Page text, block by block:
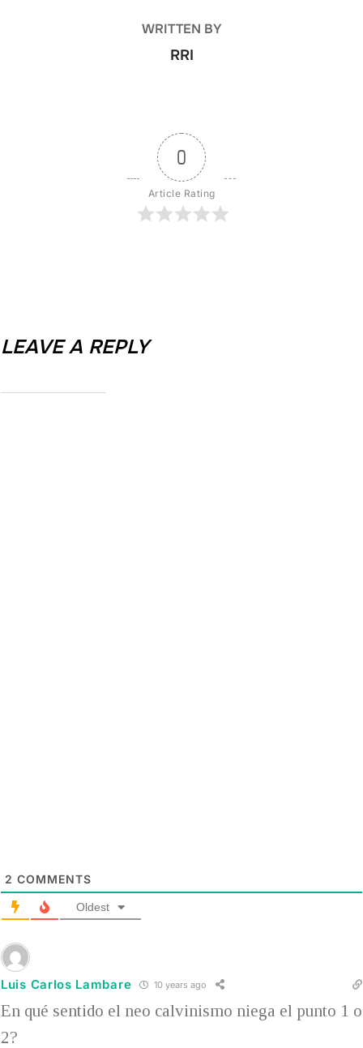
WRITTEN BY
RRI
0
Article Rating
LEAVE A REPLY
2 COMMENTS
Oldest
Luis Carlos Lambare 10 years ago
En qué sentido el neo calvinismo niega el punto 1 o
2?